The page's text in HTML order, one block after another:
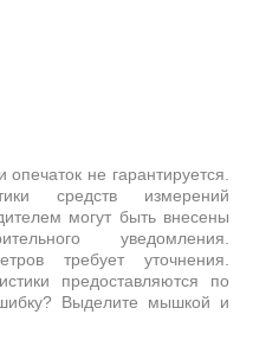
не гарантируется.
средств измерений
могут быть внесены
уведомления.
требует уточнения.
предоставляются по
Выделите мышкой и